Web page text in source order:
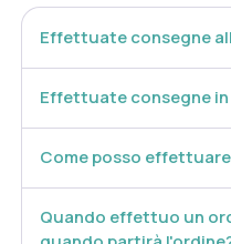
scolimus L., foglia); acetato di
rameici delle clorofilline.
Vazguard
(Bergamotto fitosoma)
Effettuate consegne
Effettuate consegne
Come posso
Quando effettuo un